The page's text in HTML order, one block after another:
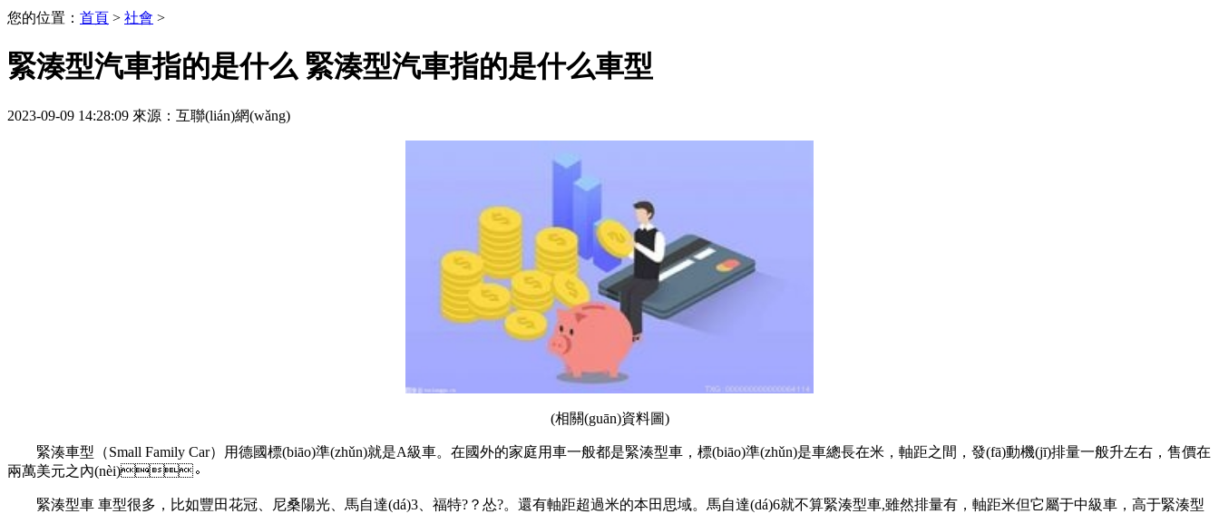
您的位置： 首頁 > 社會 >
緊湊型汽車指的是什么 緊湊型汽車指的是什么車型
2023-09-09 14:28:09 來源：互聯(lián)網(wǎng)
(相關(guān)資料圖)
緊湊車型（Small Family Car）用德國標(biāo)準(zhǔn)就是A級車。在國外的家庭用車一般都是緊湊型車，標(biāo)準(zhǔn)是車總長在米，軸距之間，發(fā)動機(jī)排量一般升左右，售價在
兩萬美元之內(nèi)。
緊湊型車 車型很多，比如豐田花冠、尼桑陽光、馬自達(dá)3、福特?？怂?。還有軸距超過米的本田思域。馬自達(dá)6就不算緊湊型車,雖然排量有，軸距米但它屬于中級車，高于緊湊型